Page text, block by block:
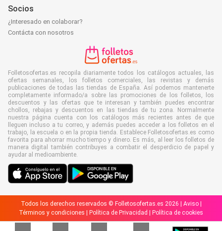
Socios
¿Interesado en colaborar?
Contácta con nosotros
Folletosofertas.es recopila diariamente todos los catálogos actuales, las
ofertas semanales, los folletos comerciales, las revistas y demás
publicaciones de todas las tiendas de España. Así podemos mantenerte
completamente informado/a sobre las promociones de los folletos, los
descuentos y las ofertas que te interesan y también puedes encontrar
chollos, rebajas y descuentos en las tiendas de tu zona. Normalmente
nuestra página cuenta con los catálogos más recientes antes de que
lleguen incluso a tu correo, y además puedes acceder a los folletos en el
trabajo, la escuela o en la propia tienda. Establece Folletosofertas.es como
favorita para ahorrar mucho tiempo y dinero. Es más, al leer los folletos de
manera digital también contribuyes a combatir el desperdicio de papel y
ayudar al medioambiente.
Todos los derechos reservados © Folletosofertas.es 2026 | Aviso|
Términos y condiciones
Política de Privacidad Política de cookies